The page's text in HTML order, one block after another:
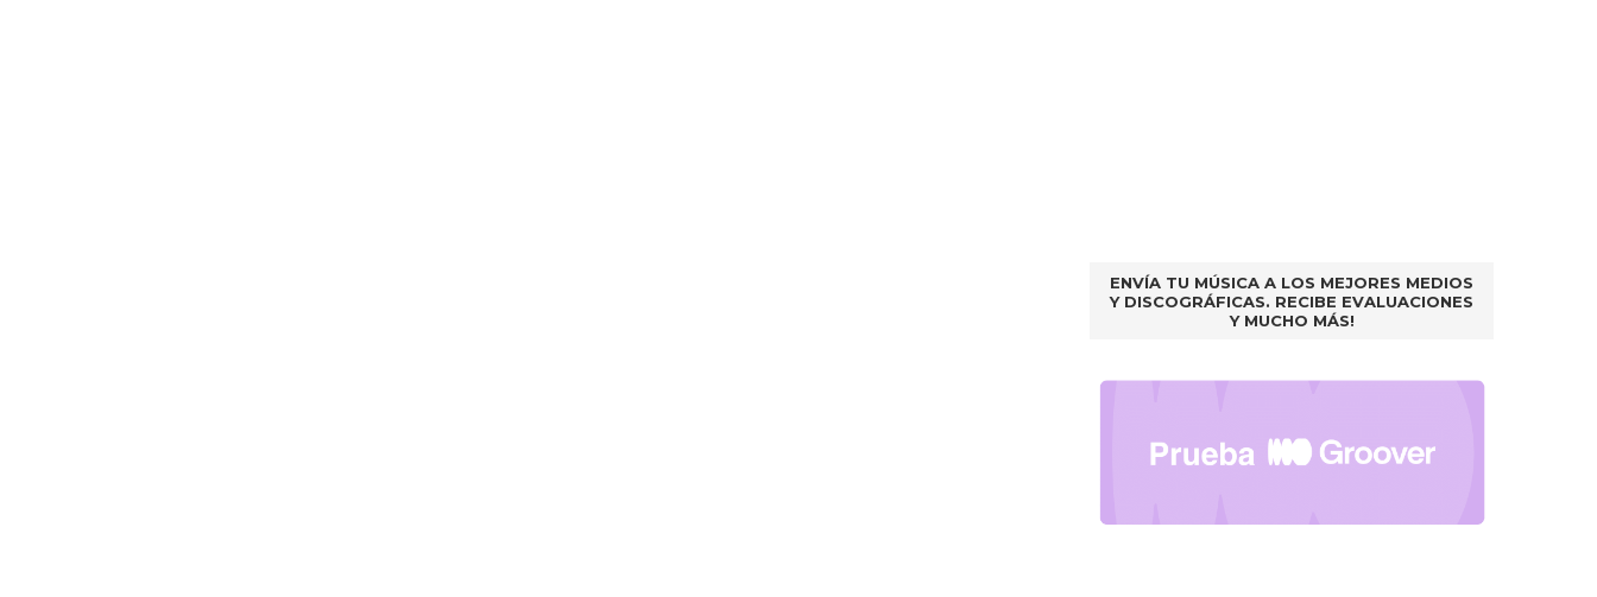
ENVÍA TU MÚSICA A LOS MEJORES MEDIOS
Y DISCOGRÁFICAS. RECIBE EVALUACIONES
Y MUCHO MÁS!